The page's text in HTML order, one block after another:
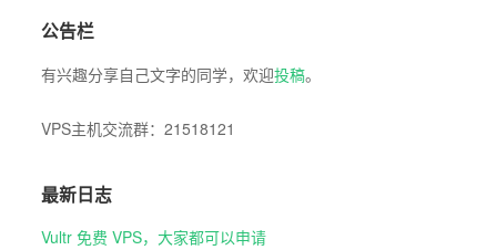
公告栏
有兴趣分享自己文字的同学，欢迎投稿。
VPS主机交流群：21518121
最新日志
Vultr 免费 VPS，大家都可以申请